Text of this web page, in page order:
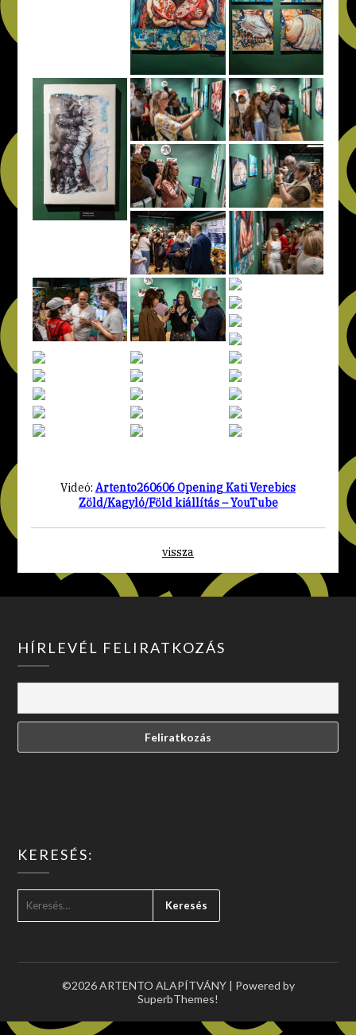
Videó: Artento260606 Opening Kati Verebics
Zöld/Kagyló/Föld kiállítás – YouTube
vissza
HÍRLEVÉL FELIRATKOZÁS
KERESÉS:
©2026 ARTENTO ALAPÍTVÁNY | Powered by
SuperbThemes!